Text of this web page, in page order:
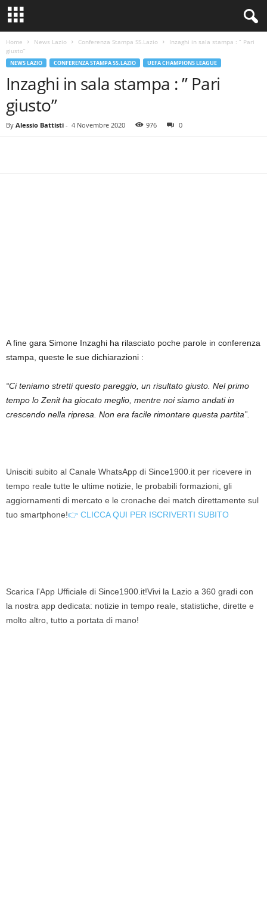
Home News Lazio Conferenza Stampa SS.Lazio
Inzaghi in sala stampa : ” Pari
giusto”
NEWS LAZIO CONFERENZA STAMPA SS.LAZIO UEFA CHAMPIONS LEAGUE
Inzaghi in sala stampa : ” Pari
giusto”
By Alessio Battisti - 4 Novembre 2020 976 0
A fine gara Simone Inzaghi ha rilasciato poche parole in conferenza
stampa, queste le sue dichiarazioni :
“Ci teniamo stretti questo pareggio, un risultato giusto. Nel primo
tempo lo Zenit ha giocato meglio, mentre noi siamo andati in
crescendo nella ripresa. Non era facile rimontare questa partita”.
Unisciti subito al Canale WhatsApp di Since1900.it per ricevere in
tempo reale tutte le ultime notizie, le probabili formazioni, gli
aggiornamenti di mercato e le cronache dei match direttamente sul
tuo smartphone!👉 CLICCA QUI PER ISCRIVERTI SUBITO
Scarica l'App Ufficiale di Since1900.it!Vivi la Lazio a 360 gradi con
la nostra app dedicata: notizie in tempo reale, statistiche, dirette e
molto altro, tutto a portata di mano!